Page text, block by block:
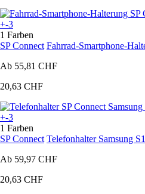
+-3
1 Farben
SP Connect Fahrrad-Smartphone-
Ab 55,81 CHF
20,63 CHF
+-3
1 Farben
SP Connect Telefonhalter Samsung
Ab 59,97 CHF
20,63 CHF